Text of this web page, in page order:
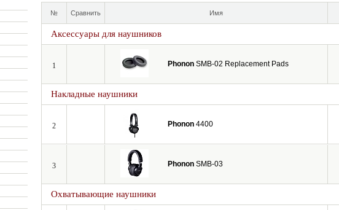
№ Сравнить Имя
Аксессуары для наушников
1 Phonon SMB-02 Replacement Pads
Накладные наушники
2 Phonon 4400
3 Phonon SMB-03
Охватывающие наушники